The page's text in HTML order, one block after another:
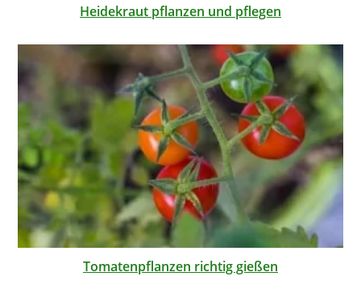
Heidekraut pflanzen und pflegen
Tomatenpflanzen richtig gießen